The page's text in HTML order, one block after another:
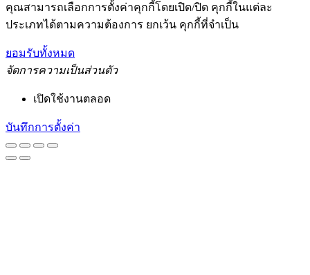
คุณสามารถเลือกการตั้งค่าคุกกี้โดยเปิด/ปิด คุกกี้ในแต่ละ
ประเภทได้ตามความต้องการ ยกเว้น คุกกี้ที่จำเป็น
ยอมรับทั้งหมด
จัดการความเป็นส่วนตัว
เปิดใช้งานตลอด
บันทึกการตั้งค่า